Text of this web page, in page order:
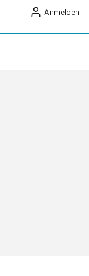
Anmelden